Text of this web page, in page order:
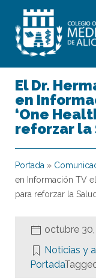
El Dr.
en
‘One
reforzar la
Portada »
en Información TV
para reforzar la
octubre
Noticias y
Portada